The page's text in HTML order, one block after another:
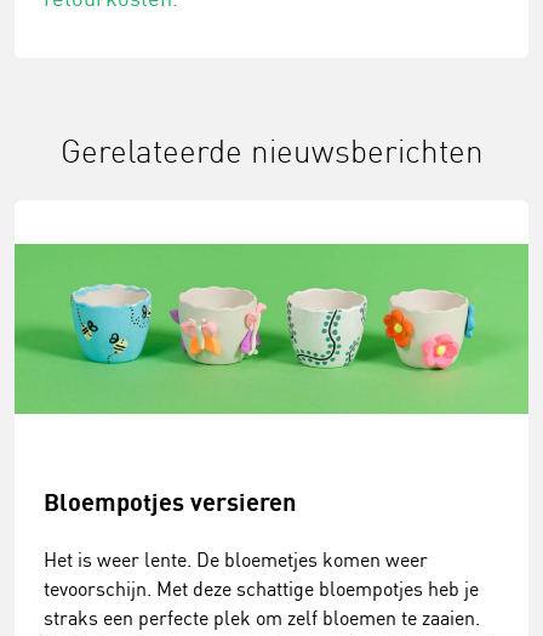
Gerelateerde nieuwsberichten
Bloempotjes versieren
Het is weer lente. De bloemetjes komen weer
tevoorschijn. Met deze schattige bloempotjes heb je
straks een perfecte plek om zelf bloemen te zaaien.